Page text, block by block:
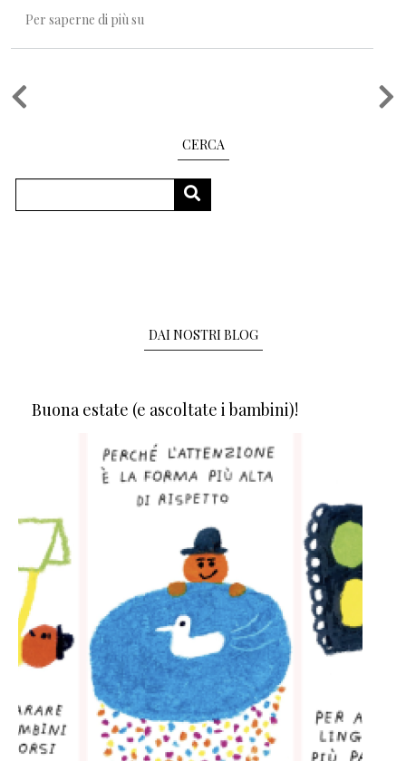
Per saperne di più su
Paginazione
CERCA
CERCA
DAI NOSTRI BLOG
Buona estate (e ascoltate i bambini)!